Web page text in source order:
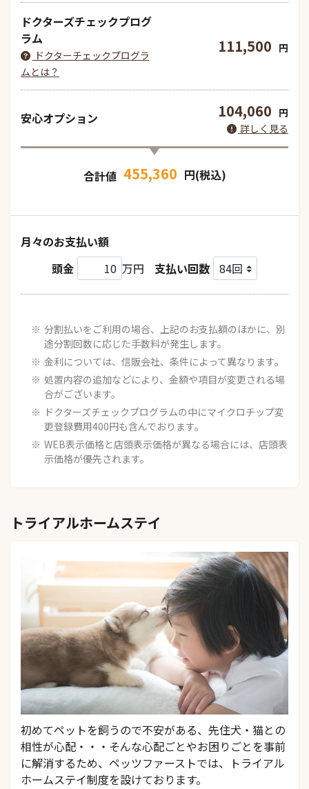
ドクターズチェックプログ
ラム
ドクターチェックプログラ
ムとは？
111,500 円
安心オプション 104,060 円
詳しく見る
合計値 455,360 円(税込)
月々のお支払い額
頭金
万円 支払い回数
分割払いをご利用の場合、上記のお支払額のほかに、別
途分割回数に応じた手数料が発生します。
金利については、信販会社、条件によって異なります。
処置内容の追加などにより、金額や項目が変更される場
合がございます。
ドクターズチェックプログラムの中にマイクロチップ変
更登録費用400円も含んでおります。
WEB表示価格と店頭表示価格が異なる場合には、店頭表
示価格が優先されます。
トライアルホームステイ
初めてペットを飼うので不安がある、先住犬・猫との
相性が心配・・・そんな心配ごとやお困りごとを事前
に解消するため、ペッツファーストでは、トライアル
ホームステイ制度を設けております。